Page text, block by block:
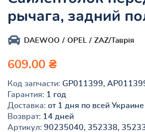
рычага, задний
DAEWOO OPEL ZAZ/Таврія
609.00 ₴
Код запчасти: GP011399,
Гарантия: 1 год
Доставка: от 1 дня по всей Украине
Возврат: 14 дней
Артикул: 90235040, 352338,